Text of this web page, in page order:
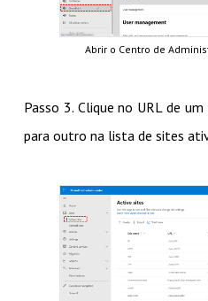
Abrir o Centro de
Passo 3. Clique no URL de
para outro na lista de sites